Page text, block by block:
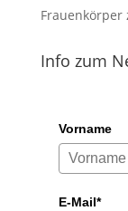
Info zum
Vorname
E-Mail*